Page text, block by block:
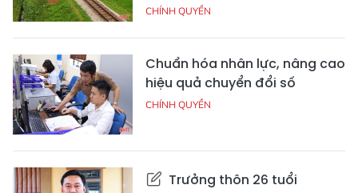
CHÍNH QUYỀN
Chuẩn hóa nhân lực, nâng cao
hiệu quả chuyển đổi số
CHÍNH QUYỀN
Trưởng thôn 26 tuổi